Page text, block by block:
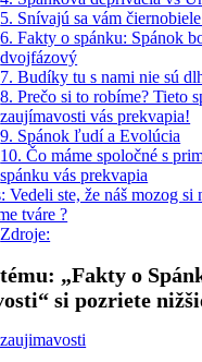
5. Snívajú sa vám
6. Fakty o spánku: Spánok
dvojfázový
7. Budíky tu s nami nie sú
8. Prečo si to robíme? Tieto
zaujímavosti vás prekvapia!
9. Spánok ľudí a Evolúcia
10. Čo máme spoločné s
spánku vás prekvapia
Vedeli ste, že náš mozog
tváre ?
Zdroje:
„Fakty o
si pozriete